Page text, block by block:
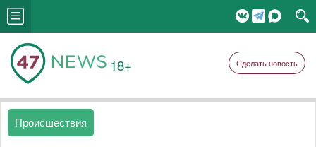
18+ Сделать новость
Происшествия